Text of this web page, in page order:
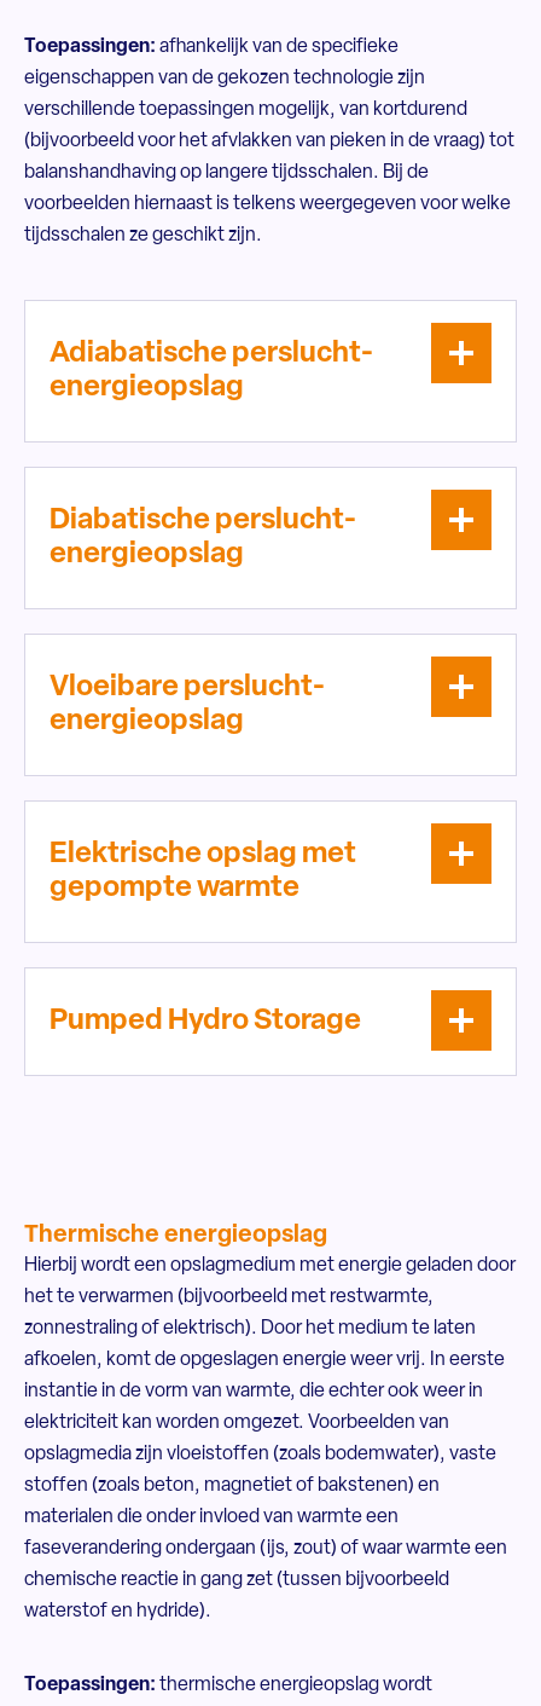
Toepassingen: afhankelijk van de specifieke
eigenschappen van de gekozen technologie zijn
verschillende toepassingen mogelijk, van kortdurend
(bijvoorbeeld voor het afvlakken van pieken in de vraag) tot
balanshandhaving op langere tijdsschalen. Bij de
voorbeelden hiernaast is telkens weergegeven voor welke
tijdsschalen ze geschikt zijn.
Adiabatische perslucht-
energieopslag
Diabatische perslucht-
energieopslag
Vloeibare perslucht-
energieopslag
Elektrische opslag met
gepompte warmte
Pumped Hydro Storage
Thermische energieopslag
Hierbij wordt een opslagmedium met energie geladen door
het te verwarmen (bijvoorbeeld met restwarmte,
zonnestraling of elektrisch). Door het medium te laten
afkoelen, komt de opgeslagen energie weer vrij. In eerste
instantie in de vorm van warmte, die echter ook weer in
elektriciteit kan worden omgezet. Voorbeelden van
opslagmedia zijn vloeistoffen (zoals bodemwater), vaste
stoffen (zoals beton, magnetiet of bakstenen) en
materialen die onder invloed van warmte een
faseverandering ondergaan (ijs, zout) of waar warmte een
chemische reactie in gang zet (tussen bijvoorbeeld
waterstof en hydride).
Toepassingen: thermische energieopslag wordt